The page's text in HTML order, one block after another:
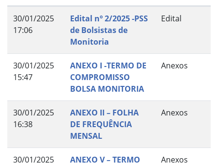
30/01/2025
17:06
Edital nº 2/2025 -PSS
de Bolsistas de
Monitoria
Edital
30/01/2025
15:47
ANEXO I -TERMO DE
COMPROMISSO
BOLSA MONITORIA
Anexos
30/01/2025
16:38
ANEXO II – FOLHA
DE FREQUÊNCIA
MENSAL
Anexos
30/01/2025
ANEXO V – TERMO
Anexos